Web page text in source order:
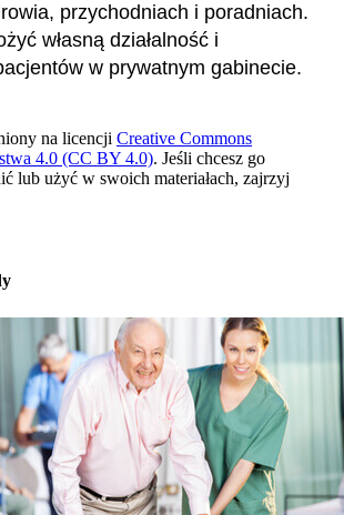
przychodniach i poradniach.
własną działalność i
w prywatnym gabinecie.
na licencji Creative Commons
4.0 (CC BY 4.0). Jeśli chcesz go
lub użyć w swoich materiałach, zajrzyj